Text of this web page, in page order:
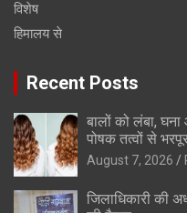
विशेष
हिमालय से
Recent Posts
बालों को लंबा,
पोषक तत्वों से
August 7, 2026
जिलाधिकारी की